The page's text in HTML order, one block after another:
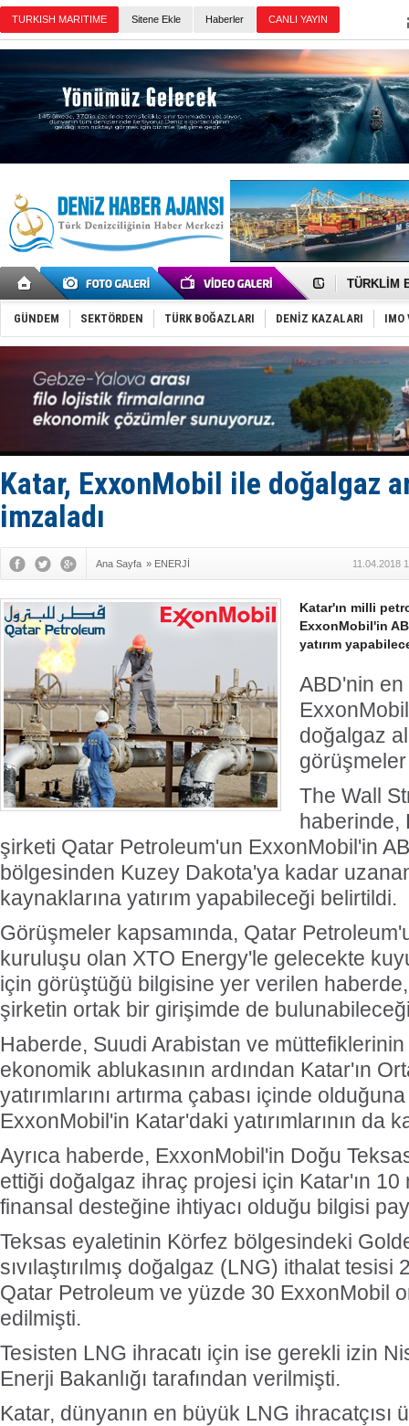
Sitene Ekle Haberler
‘14.
TÜRKLİM
SOCAR da
Dünyanın
Keşfedildi:
D-Marin,
Van’da
ASEAN ilk
TAYK -
GÜNDEM SEKTÖRDEN TÜRK BOĞAZLARI DENİZ KAZALARI IMO
Katar, ExxonMobil ile doğalgaz
imzaladı
Ana Sayfa » ENERJİ 11.04.2018
Katar'ın milli
ExxonMobil'in
yatırım
ABD'nin
doğalgaz
görüşmeler
The Wall
haberinde,
şirketi Qatar Petroleum'un ExxonMobil'in
bölgesinden Kuzey Dakota'ya kadar
kaynaklarına yatırım yapabileceği belirtildi.
Görüşmeler kapsamında, Qatar
kuruluşu olan XTO Energy'le gelecekte
için görüştüğü bilgisine yer verilen
şirketin ortak bir girişimde de
Haberde, Suudi Arabistan ve
ekonomik ablukasının ardından Katar'ın
yatırımlarını artırma çabası içinde
ExxonMobil'in Katar'daki yatırımlarının da
Ayrıca haberde, ExxonMobil'in Doğu
ettiği doğalgaz ihraç projesi için Katar'ın 10
finansal desteğine ihtiyacı olduğu bilgisi
Teksas eyaletinin Körfez bölgesindeki
sıvılaştırılmış doğalgaz (LNG) ithalat tesisi
Qatar Petroleum ve yüzde 30 ExxonMobil
edilmişti.
Tesisten LNG ihracatı için ise gerekli izin
Enerji Bakanlığı tarafından verilmişti.
Katar, dünyanın en büyük LNG ihracatçısı